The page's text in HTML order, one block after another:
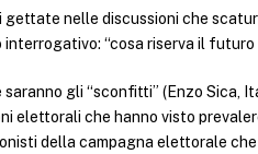
nelle discussioni che
interrogativo: “cosa riserva il futuro
saranno gli “sconfitti” (Enzo Sica,
elettorali che hanno visto
della campagna elettorale